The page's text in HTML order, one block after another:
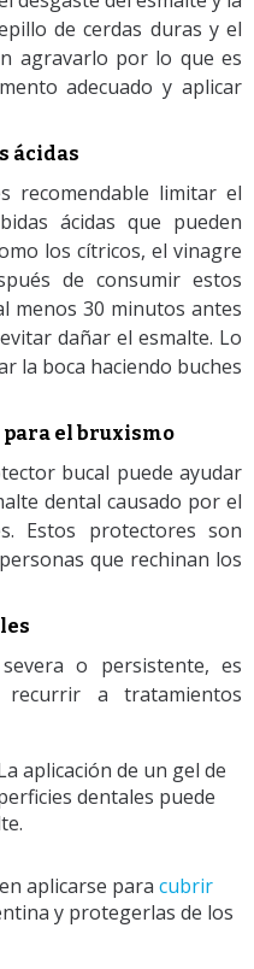
de cerdas duras y el
agravarlo por lo que es
adecuado y aplicar
ácidas
recomendable limitar el
ácidas que pueden
los cítricos, el vinagre
de consumir estos
menos 30 minutos antes
dañar el esmalte. Lo
la boca haciendo buches
para el bruxismo
bucal puede ayudar
dental causado por el
Estos protectores son
que rechinan los
o persistente, es
a tratamientos
aplicación de un gel de
dentales puede
aplicarse para cubrir
y protegerlas de los